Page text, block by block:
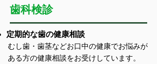
歯科検診
定期的な歯の健康相談
むし歯・歯茎などお口中の健康でお悩みが
ある方の健康相談をお受けしています。